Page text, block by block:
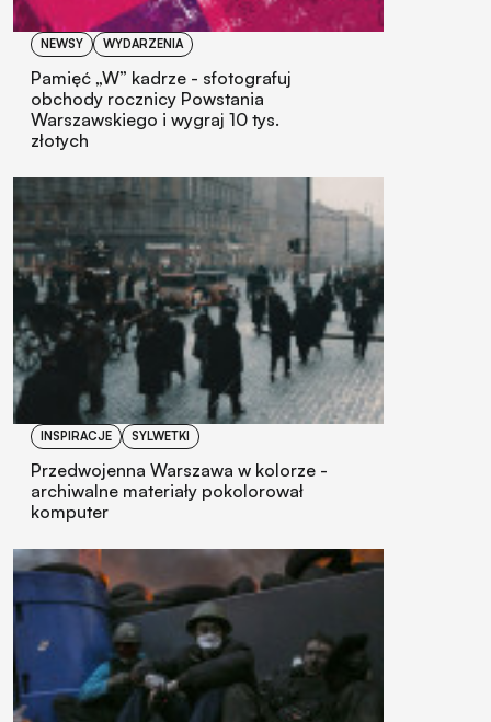
NEWSY WYDARZENIA
Pamięć „W” kadrze - sfotografuj
obchody rocznicy Powstania
Warszawskiego i wygraj 10 tys.
złotych
INSPIRACJE SYLWETKI
Przedwojenna Warszawa w kolorze -
archiwalne materiały pokolorował
komputer